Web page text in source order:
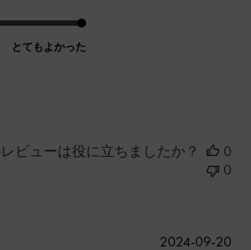
とてもよかった
ビューは役に立ちましたか？
0
0
公
2024-09-20